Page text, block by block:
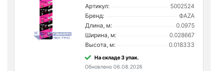
Артикул:
5002524
Бренд:
ФАZA
Длина, м:
0.0975
Ширина, м:
0.028667
Высота, м:
0.018333
На складе 3 упак.
Обновлено 06.08.2026